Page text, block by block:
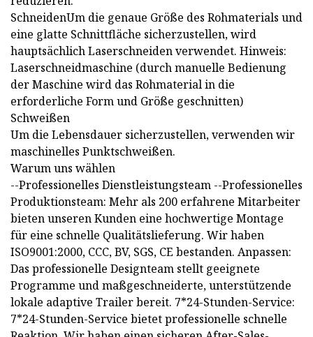
SchneidenUm die genaue Größe des Rohmaterials und
eine glatte Schnittfläche sicherzustellen, wird
hauptsächlich Laserschneiden verwendet. Hinweis:
Laserschneidmaschine (durch manuelle Bedienung
der Maschine wird das Rohmaterial in die
erforderliche Form und Größe geschnitten)
Schweißen
Um die Lebensdauer sicherzustellen, verwenden wir
maschinelles Punktschweißen.
Warum uns wählen
--Professionelles Dienstleistungsteam --Professionelles
Produktionsteam: Mehr als 200 erfahrene Mitarbeiter
bieten unseren Kunden eine hochwertige Montage
für eine schnelle Qualitätslieferung. Wir haben
ISO9001:2000, CCC, BV, SGS, CE bestanden. Anpassen:
Das professionelle Designteam stellt geeignete
Programme und maßgeschneiderte, unterstützende
lokale adaptive Trailer bereit. 7*24-Stunden-Service:
7*24-Stunden-Service bietet professionelle schnelle